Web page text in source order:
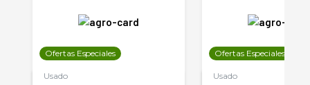
Ofertas Especiales
Usado
Ofertas Especiales
Usado